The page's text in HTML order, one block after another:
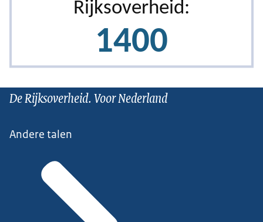
De Rijksoverheid. Voor Nederland
Andere talen